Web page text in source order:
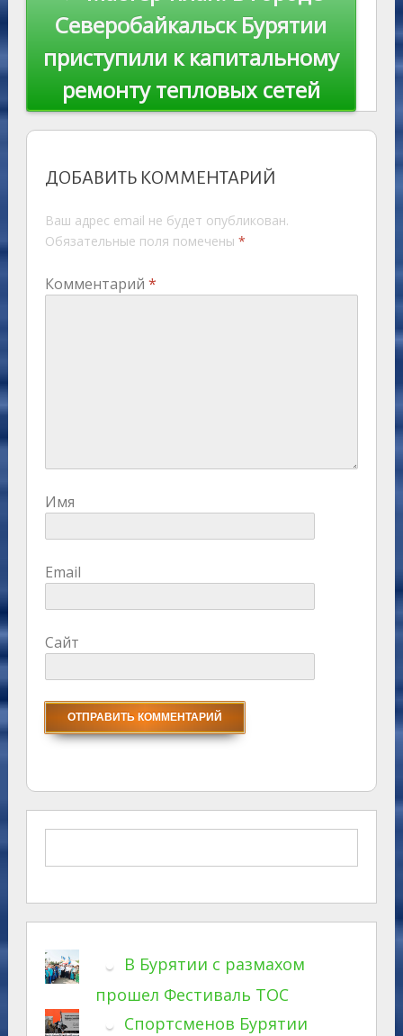
Северобайкальск Бурятии
приступили к капитальному
ремонту тепловых сетей
ДОБАВИТЬ КОММЕНТАРИЙ
Ваш адрес email не будет опубликован.
Обязательные поля помечены *
Комментарий *
Имя
Email
Сайт
В Бурятии с размахом
прошел Фестиваль ТОС
Спортсменов Бурятии